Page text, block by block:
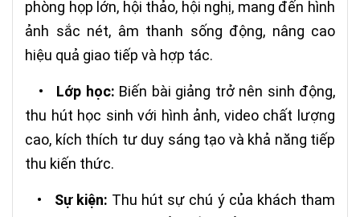
phòng họp lớn, hội thảo, hội nghị, mang đến hình
ảnh sắc nét, âm thanh sống động, nâng cao
hiệu quả giao tiếp và hợp tác.
• Lớp học: Biến bài giảng trở nên sinh động,
thu hút học sinh với hình ảnh, video chất lượng
cao, kích thích tư duy sáng tạo và khả năng tiếp
thu kiến thức.
• Sự kiện: Thu hút sự chú ý của khách tham